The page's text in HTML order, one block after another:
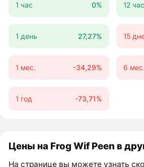
1 час 0% 12
1 день 27,27% 15
1 мес. -34,29% 6 мес.
1 год -73,71%
Цены на Frog Wif Peen в
На странице вы можете узнать